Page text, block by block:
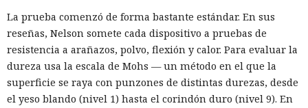
La prueba comenzó de forma bastante estándar. En sus
reseñas, Nelson somete cada dispositivo a pruebas de
resistencia a arañazos, polvo, flexión y calor. Para evaluar la
dureza usa la escala de Mohs — un método en el que la
superficie se raya con punzones de distintas durezas, desde
el yeso blando (nivel 1) hasta el corindón duro (nivel 9). En